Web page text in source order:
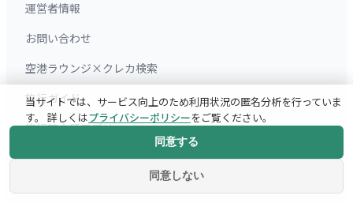
運営者情報
お問い合わせ
空港ラウンジ×クレカ検索
旅行ガイド
旅行英会話アプリ
サイトマップ
当サイトでは、サービス向上のため利用状況の匿名分析を行っていま
す。 詳しくはプライバシーポリシーをご覧ください。
同意しない
同意する